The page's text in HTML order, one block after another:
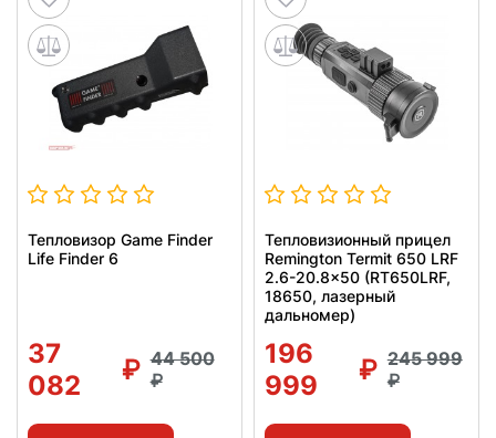
Тепловизор Game Finder
Life Finder 6
37
082
44 500
Тепловизионный прицел
Remington Termit 650 LRF
2.6-20.8x50 (RT650LRF,
18650, лазерный
дальномер)
196
999
245 999